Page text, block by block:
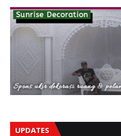
UPDATES